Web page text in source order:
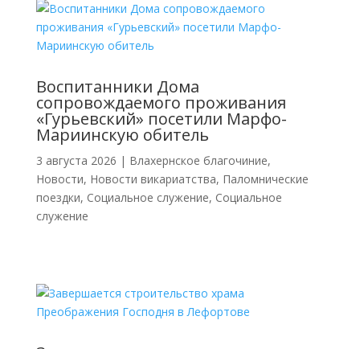
Воспитанники Дома
сопровождаемого проживания
«Гурьевский» посетили Марфо-
Мариинскую обитель
3 августа 2026 | Влахернское благочиние,
Новости, Новости викариатства, Паломнические
поездки, Социальное служение, Социальное
служение